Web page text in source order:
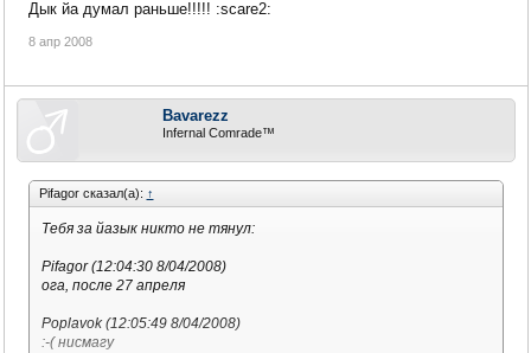
Poplavok (12:06:04 8/04/2008)
Дык йа думал раньше!!!!! :scare2:
8 апр 2008
Bavarezz
Infernal Comrade™
Pifagor сказал(а): ↑
Тебя за йазык никто не тянул:
Pifagor (12:04:30 8/04/2008)
ога, после 27 апреля
Poplavok (12:05:49 8/04/2008)
:-( нисмагу